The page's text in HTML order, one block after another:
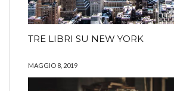
TRE LIBRI SU NEW YORK
MAGGIO 8, 2019